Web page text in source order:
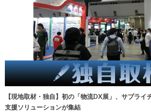
【現地取材・独自】初の「物流DX展」、サプライ
支援ソリューションが集結